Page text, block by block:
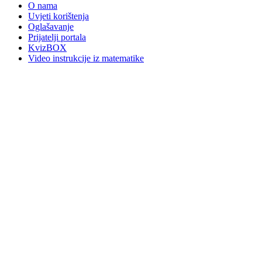
O nama
Uvjeti korištenja
Oglašavanje
Prijatelji portala
KvizBOX
Video instrukcije iz matematike